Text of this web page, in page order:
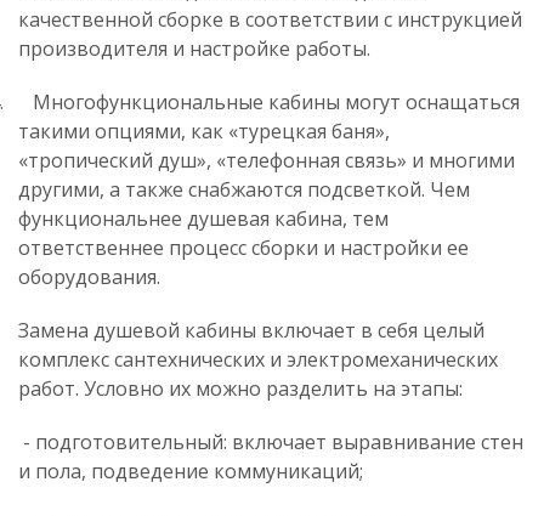
качественной сборке в соответствии с инструкцией
производителя и настройке работы.
Многофункциональные кабины могут оснащаться
такими опциями, как «турецкая баня»,
«тропический душ», «телефонная связь» и многими
другими, а также снабжаются подсветкой. Чем
функциональнее душевая кабина, тем
ответственнее процесс сборки и настройки ее
оборудования.
Замена душевой кабины включает в себя целый
комплекс сантехнических и электромеханических
работ. Условно их можно разделить на этапы:
- подготовительный: включает выравнивание стен
и пола, подведение коммуникаций;